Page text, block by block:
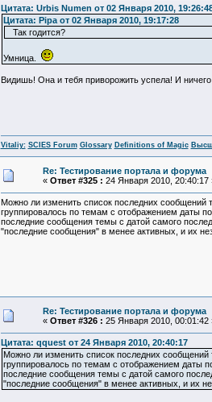
Цитата: Urbis Numen от 02 Января 2010,
Цитата: Pipa от 02 Января 2010, 19:17:28
Так годится?
Умница.
Видишь! Она и тебя приворожить успела! И
Vitaliy: SCIES Forum Glossary Definitions of Magic
Re: Тестирование портала и форума
« Ответ #325 : 24 Января 2010, 20:40:17
Можно ли изменить список последних сообщений
группировалось по темам с отображением даты
последние сообщения темы с датой самого
"последние сообщения" в менее активных, и их
Re: Тестирование портала и форума
« Ответ #326 : 25 Января 2010, 00:01:42
Цитата: qquest от 24 Января 2010, 20:40:17
Можно ли изменить список последних
группировалось по темам с отображением даты
последние сообщения темы с датой самого
"последние сообщения" в менее активных, и их